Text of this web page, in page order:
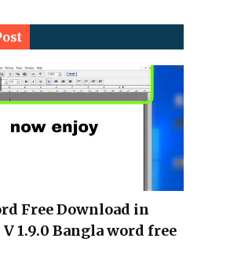
Free Download in
V 1.9.0 Bangla word free